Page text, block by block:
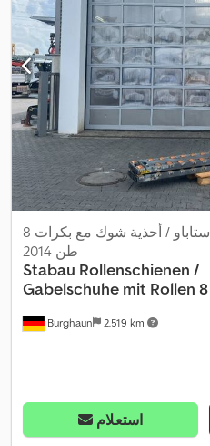
Burghaun 2.519 km
قضبان بكرة ستاباو / أحذية شوك مع بكرات 8
طن 2014
Stabau Rollenschienen /
Gabelschuhe mit Rollen
استعلام